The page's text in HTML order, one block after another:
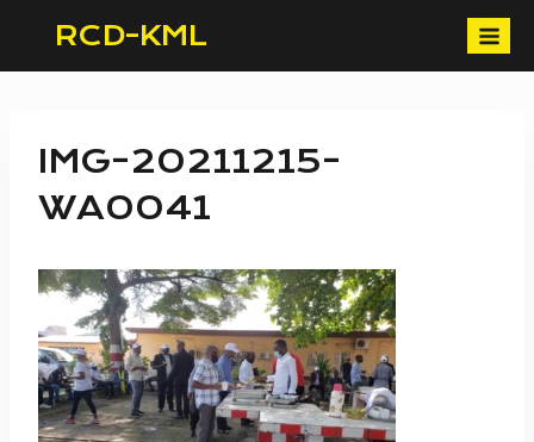
RCD-KML
IMG-20211215-
WA0041